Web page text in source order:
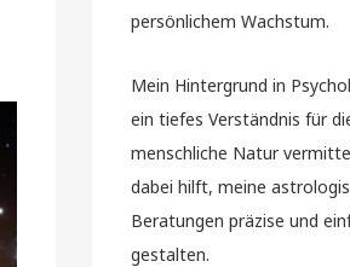
persönlichem Wachstum.
Mein Hintergrund in
ein tiefes Verständnis für
menschliche Natur
dabei hilft, meine
Beratungen präzise und
gestalten.